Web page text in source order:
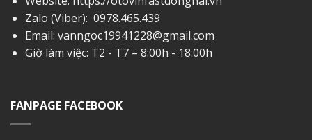
Zalo (Viber): 0978.465.439
Email: vanngoc19941228@gmail.com
Giờ làm việc: T2 - T7 – 8:00h - 18:00h
FANPAGE FACEBOOK